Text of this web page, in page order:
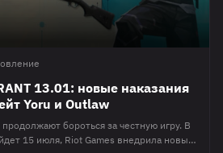
13.01: новые наказания
Yoru и Outlaw
продолжают бороться за честную игру. В
15 июля, Riot Games внедрила новые